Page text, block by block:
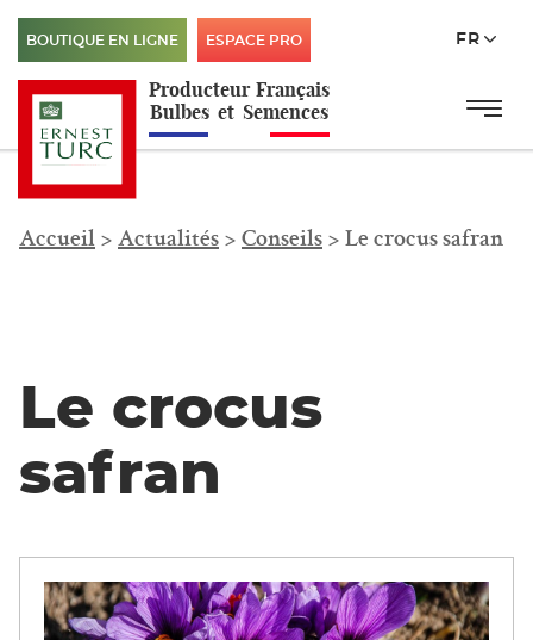
Producteur Français
Bulbes et Semences Menu principal
Menu
FR
BOUTIQUE EN LIGNE ESPACE PRO
Accueil > Actualités > Conseils > Le crocus safran
Le crocus
safran